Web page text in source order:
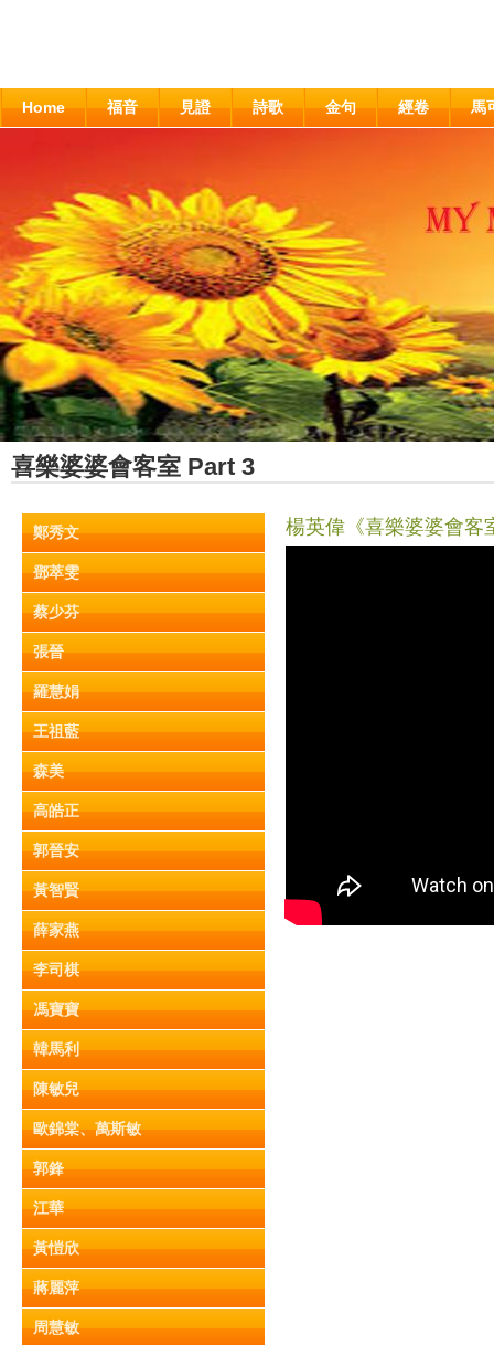
Home 福音 見證 詩歌 金句 經卷 馬
喜樂婆婆會客室 Part 3
鄭秀文
鄧萃雯
蔡少芬
張晉
羅慧娟
王祖藍
森美
高皓正
郭晉安
黃智賢
薛家燕
李司棋
馮寶寶
韓馬利
陳敏兒
歐錦棠、萬斯敏
郭鋒
江華
黃愷欣
蔣麗萍
周慧敏
楊英偉《喜樂婆婆會客